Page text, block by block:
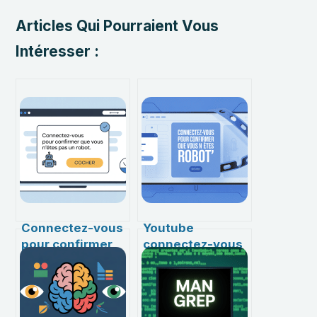
Articles Qui Pourraient Vous
Intéresser :
Connectez-vous
pour confirmer
que vous n’êtes
pas un robot
YouTube :
comprendre et
Youtube
connectez-vous
pour confirmer
que vous n’êtes
pas un robot :
comprendre et